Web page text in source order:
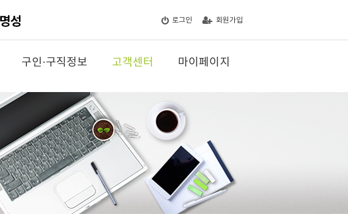
로그인 회원가입
구인·구직정보 고객센터 마이페이지